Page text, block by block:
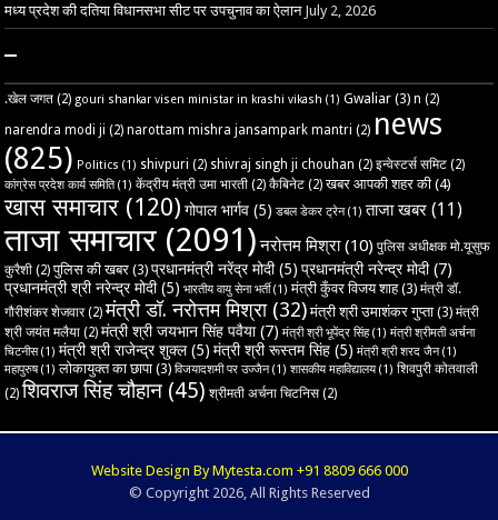
मध्य प्रदेश की दतिया विधानसभा सीट पर उपचुनाव का ऐलान July 2, 2026
–
.खेल जगत (2) gouri shankar visen ministar in krashi vikash (1) Gwaliar (3) n (2)
narendra modi ji (2) narottam mishra jansampark mantri (2) news
(825) Politics (1) shivpuri (2) shivraj singh ji chouhan (2) इन्वेस्टर्स समिट (2)
कांग्रेस प्रदेश कार्य समिति(1) केंद्रीय मंत्री उमा भारती (2) कैबिनेट (2) खबर आपकी शहर की (4)
खास समाचार (120) गोपाल भार्गव (5) डबल डेकर ट्रेन(1) ताजा खबर (11)
ताजा समाचार (2091) नरोत्तम मिश्रा(10) पुलिस अधीक्षक मो.यूसुफ
कुरैशी (2) पुलिस की खबर (3) प्रधानमंत्री नरेंद्र मोदी(5) प्रधानमंत्री नरेन्द्र मोदी(7)
प्रधानमंत्री श्री नरेन्द्र मोदी(5) भारतीय वायु सेना भर्ती(1) मंत्री कुँवर विजय शाह(3) मंत्री डॉ.
गौरीशंकर शेजवार(2) मंत्री डॉ. नरोत्तम मिश्रा(32) मंत्री श्री उमाशंकर गुप्ता (3) मंत्री
श्री जयंत मलैया (2) मंत्री श्री जयभान सिंह पवैया(7) मंत्री श्री भूपेंद्र सिंह(1) मंत्री श्रीमती अर्चना
चिटनीस(1) मंत्री श्री राजेन्द्र शुक्ल(5) मंत्री श्री रूस्तम सिंह (5) मंत्री श्री शरद जैन(1)
महापुरुष(1) लोकायुक्त का छापा (3) विजयादशमी पर उज्‍जैन(1) शासकीय महाविद्यालय(1) शिवपुरी कोतवाली
(2) शिवराज सिंह चौहान (45) श्रीमती अर्चना चिटनिस (2)
Website Design By Mytesta.com +91 8809 666 000
© Copyright 2026, All Rights Reserved